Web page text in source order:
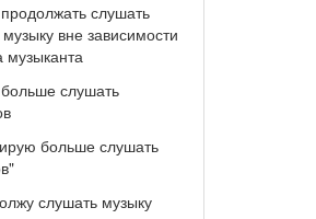
слушать
вне зависимости
музыканта
слушать
больше слушать
слушать музыку